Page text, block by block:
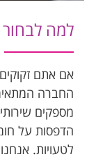
למה לבחור
אם אתם
החברה
מספקים
הדפסות על
לטעויות.